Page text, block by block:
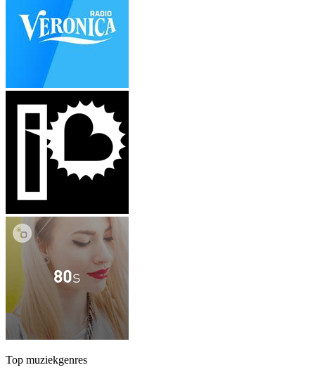
Top muziekgenres